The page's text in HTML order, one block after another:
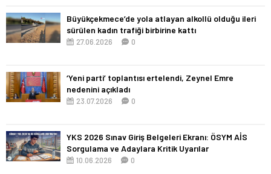
Büyükçekmece’de yola atlayan alkollü olduğu ileri
sürülen kadın trafiği birbirine kattı
27.06.2026 0
‘Yeni parti’ toplantısı ertelendi, Zeynel Emre
nedenini açıkladı
23.07.2026 0
YKS 2026 Sınav Giriş Belgeleri Ekranı: ÖSYM AİS
Sorgulama ve Adaylara Kritik Uyarılar
10.06.2026 0